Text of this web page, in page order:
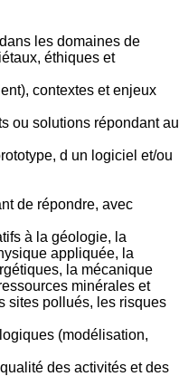
les domaines de
éthiques et
contextes et enjeux
ou solutions répondant au
d un logiciel et/ou
de répondre, avec
à la géologie, la
appliquée, la
la mécanique
minérales et
sites pollués, les risques
(modélisation,
des activités et des